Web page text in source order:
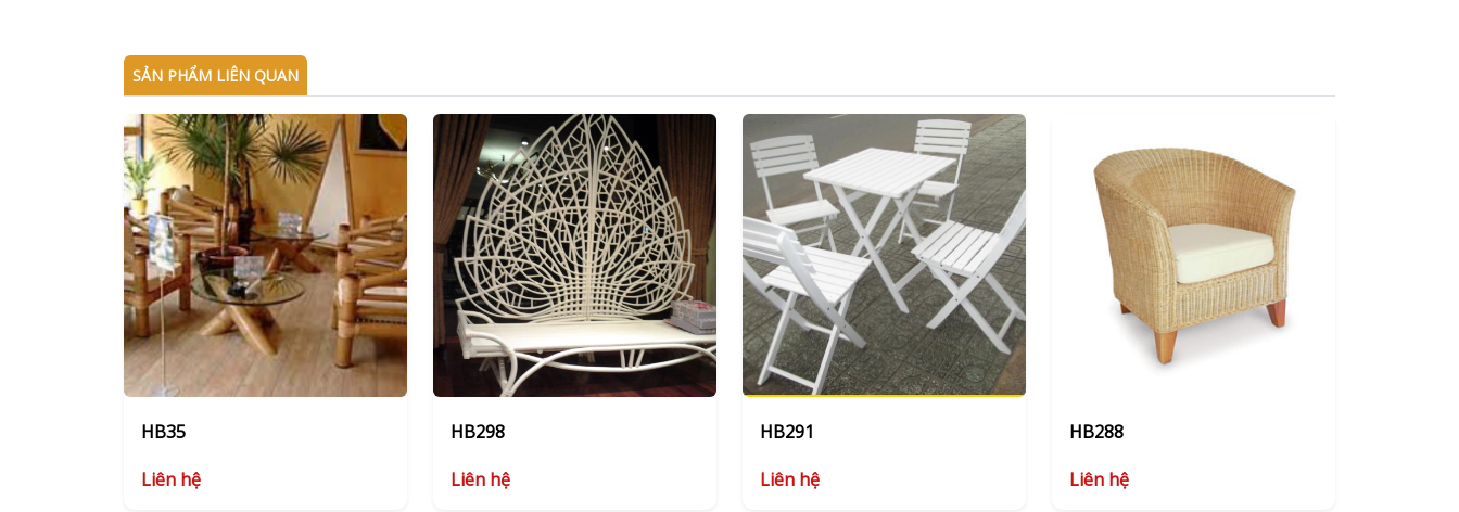
SẢN PHẨM LIÊN QUAN
HB35
Liên hệ
HB298
Liên hệ
HB291
Liên hệ
HB288
Liên hệ